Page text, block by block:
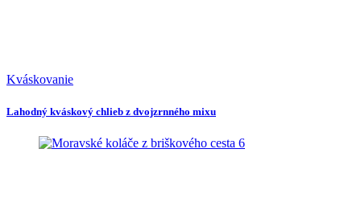
Kváskovanie
Lahodný kváskový chlieb z dvojzrnného mixu
6